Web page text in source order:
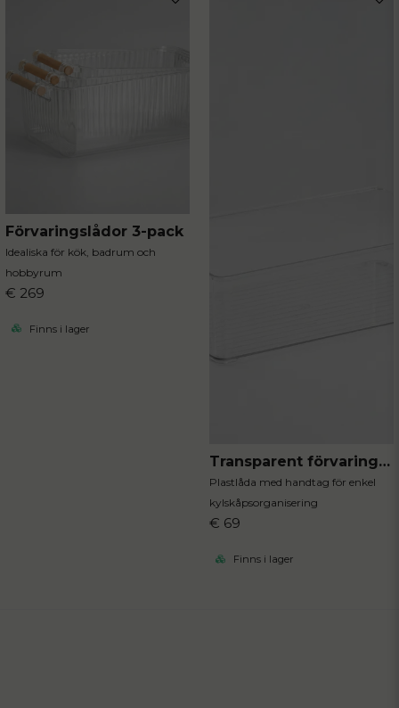
Förvaringslådor 3-pack
Idealiska för kök, badrum och
hobbyrum
€ 269
Finns i lager
Transparent förvaringslåda stor
Plastlåda med handtag för enkel
kylskåpsorganisering
€ 69
Finns i lager